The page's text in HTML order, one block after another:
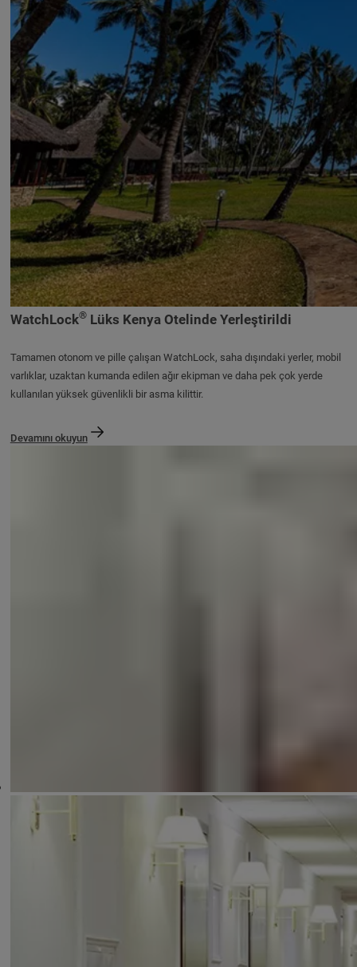
WatchLock®Lüks Kenya Otelinde Yerleştirildi
Tamamen otonom ve pille çalışan WatchLock, saha dışındaki yerler, mobil
varlıklar, uzaktan kumanda edilen ağır ekipman ve daha pek çok yerde
kullanılan yüksek güvenlikli bir asma kilittir.
Devamını okuyun